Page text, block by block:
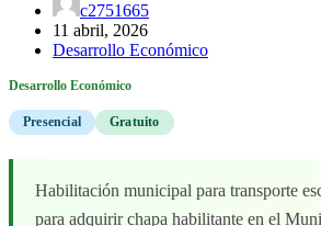
c2751665
11 abril, 2026
Desarrollo Económico
Desarrollo Económico
Presencial Gratuito
Habilitación municipal para transporte
para adquirir chapa habilitante en el